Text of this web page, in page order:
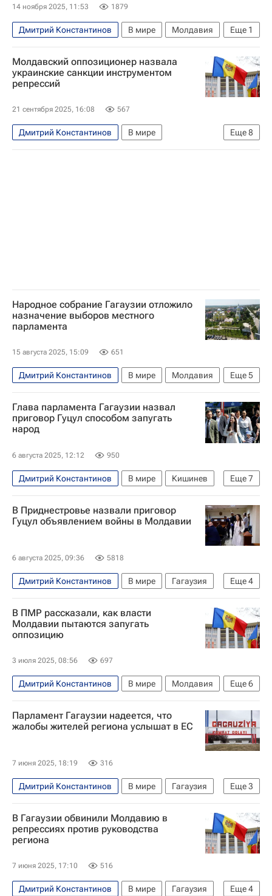
14 ноября 2025, 11:53 1879
Еще 1
Дмитрий Константинов В мире
Молдавия
Гагаузия
Молдавский оппозиционер назвала
украинские санкции инструментом
репрессий
21 сентября 2025, 16:08 567
Еще8
Дмитрий Константинов
В мире
Евгения Гуцул
Кирилл Логвинов
Народное собрание Гагаузии отложило
назначение выборов местного
парламента
15 августа 2025, 15:09 651
Еще5
Дмитрий Константинов В мире
Молдавия
Кишинев
Гагаузия
Евгения Гуцул
Майя Санду
Приговор главе Гагаузии Евгении Гуцул в Молдавии
Глава парламента Гагаузии назвал
приговор Гуцул способом запугать
народ
6 августа 2025, 12:12 950
Еще7
Дмитрий Константинов В мире
Кишинев
Молдавия
Гагаузия
Евгения Гуцул
Sputnik Молдова
Московский комсомолец
Приговор главе Гагаузии Евгении Гуцул в Молдавии
Задержание главы Гагаузии Гуцул
В Приднестровье назвали приговор
Гуцул объявлением войны в Молдавии
6 августа 2025, 09:36 5818
Еще4
Дмитрий Константинов В мире
Гагаузия
Молдавия
Кишинев
Евгения Гуцул
Майя Санду
В ПМР рассказали, как власти
Молдавии пытаются запугать
оппозицию
3 июля 2025, 08:56 697
Еще6
Дмитрий Константинов В мире
Молдавия
Гагаузия
Кишинев
Евгения Гуцул
Майя Санду
Московский комсомолец
Парламент Гагаузии надеется, что
жалобы жителей региона услышат в ЕС
7 июня 2025, 18:19 316
Еще3
Дмитрий Константинов В мире
Гагаузия
Комрат
Кишинев Евгения Гуцул
В Гагаузии обвинили Молдавию в
репрессиях против руководства
региона
7 июня 2025, 17:10 516
Еще4
Дмитрий Константинов В мире
Гагаузия